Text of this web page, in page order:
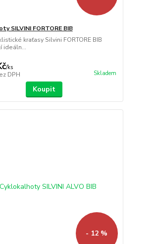
SILVINI FORTORE BIB
kraťasy Silvini FORTORE BIB
ideáln...
/ks
DPH Skladem
Koupit
- 12 %